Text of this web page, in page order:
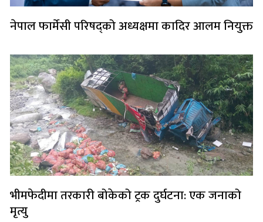
नेपाल फार्मेसी परिषद्को अध्यक्षमा कादिर आलम नियुक्त
भीमफेदीमा तरकारी बोकेको ट्रक दुर्घटना: एक जनाको
मृत्यु